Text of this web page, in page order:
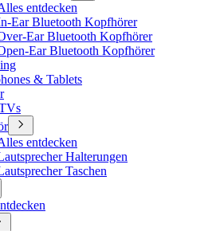
entdecken
Ear Bluetooth Kopfhörer
Ear Bluetooth Kopfhörer
Ear Bluetooth Kopfhörer
& Tablets
entdecken
Halterungen
Taschen